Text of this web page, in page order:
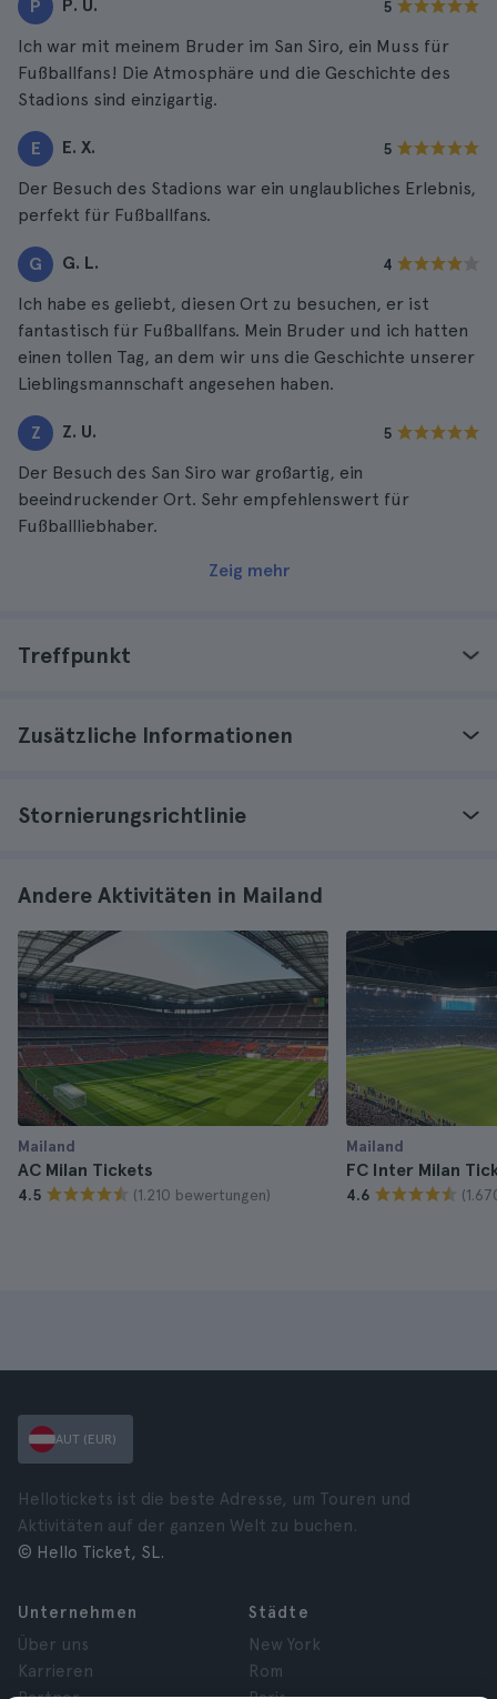
P P. U. 5
Ich war mit meinem Bruder im San Siro, ein Muss für
Fußballfans! Die Atmosphäre und die Geschichte des
Stadions sind einzigartig.
E E. X. 5
Der Besuch des Stadions war ein unglaubliches Erlebnis,
perfekt für Fußballfans.
G G. L. 4
Ich habe es geliebt, diesen Ort zu besuchen, er ist
fantastisch für Fußballfans. Mein Bruder und ich hatten
einen tollen Tag, an dem wir uns die Geschichte unserer
Lieblingsmannschaft angesehen haben.
Z Z. U. 5
Der Besuch des San Siro war großartig, ein
beeindruckender Ort. Sehr empfehlenswert für
Fußballliebhaber.
Zeig mehr
Treffpunkt
Zusätzliche Informationen
Stornierungsrichtlinie
Andere Aktivitäten in Mailand
Mailand
AC Milan Tickets
4.5 (1.210 bewertungen)
Mailand
FC Inter Milan
4.6
AUT (EUR)
Hellotickets ist die beste Adresse, um Touren und
Aktivitäten auf der ganzen Welt zu buchen.
© Hello Ticket, SL.
Unternehmen
Über uns
Karrieren
Städte
New York
Rom